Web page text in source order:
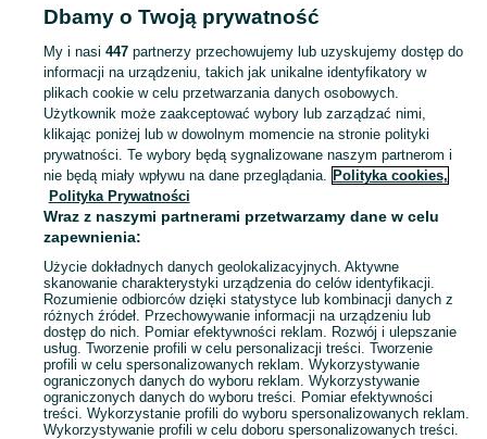
Strona główna Małopolskie Krzyżanowice
KATEGORIA
Skorzystaj z największego serwisu ogłoszeniowego - Krzyżanowice i okolice! Kupuj to, czego pragniesz i sprzedawaj to, czego już nie potrzebujesz! Zobacz
Mapa kategorii
Mapa miejscowości
Mapa ministron
Popularne wyszukiwania
Dbamy o Twoją prywatność
My i nasi 447partnerzy przechowujemy lub uzyskujemy dostęp do
informacji na urządzeniu, takich jak unikalne identyfikatory w
plikach cookie w celu przetwarzania danych osobowych.
Użytkownik może zaakceptować wybory lub zarządzać nimi,
klikając poniżej lub w dowolnym momencie na stronie polityki
prywatności. Te wybory będą sygnalizowane naszym partnerom i
nie będą miały wpływu na dane przeglądania. Polityka cookies,
Polityka Prywatności
Wraz z naszymi partnerami przetwarzamy dane w celu
zapewnienia:
Użycie dokładnych danych geolokalizacyjnych. Aktywne
skanowanie charakterystyki urządzenia do celów identyfikacji.
Rozumienie odbiorców dzięki statystyce lub kombinacji danych z
różnych źródeł. Przechowywanie informacji na urządzeniu lub
dostęp do nich. Pomiar efektywności reklam. Rozwój i ulepszanie
usług. Tworzenie profili w celu personalizacji treści. Tworzenie
profili w celu spersonalizowanych reklam. Wykorzystywanie
ograniczonych danych do wyboru reklam. Wykorzystywanie
ograniczonych danych do wyboru treści. Pomiar efektywności
treści. Wykorzystanie profili do wyboru spersonalizowanych reklam.
Wykorzystywanie profili w celu doboru spersonalizowanych treści.